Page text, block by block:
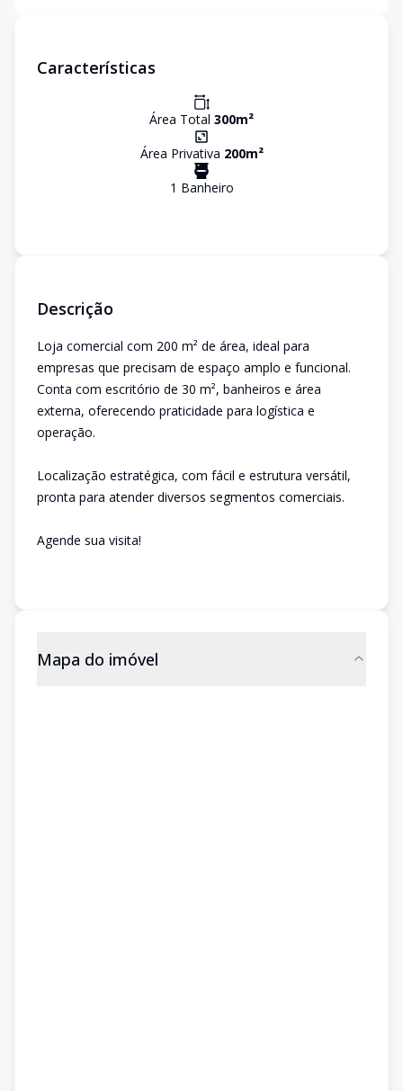
Características
Área Total 300m²
Área Privativa 200m²
1 Banheiro
Descrição
Loja comercial com 200 m² de área, ideal para
empresas que precisam de espaço amplo e funcional.
Conta com escritório de 30 m², banheiros e área
externa, oferecendo praticidade para logística e
operação.
Localização estratégica, com fácil e estrutura versátil,
pronta para atender diversos segmentos comerciais.
Agende sua visita!
Mapa do imóvel